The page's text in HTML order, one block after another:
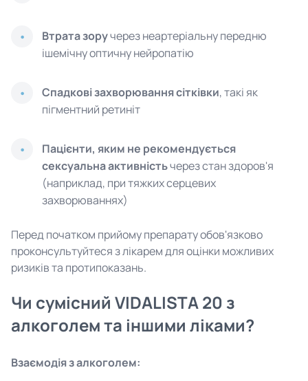
Втрата зоручерез неартеріальну передню
ішемічну оптичну нейропатію
Спадкові захворювання сітківки, такі як
пігментний ретиніт
Пацієнти, яким не рекомендується
сексуальна активністьчерез стан здоров'я
(наприклад, при тяжких серцевих
захворюваннях)
Перед початком прийому препарату обов'язково
проконсультуйтеся з лікарем для оцінки можливих
ризиків та протипоказань.
Чи сумісний VIDALISTA 20 з
алкоголем та іншими ліками?
Взаємодія з алкоголем: